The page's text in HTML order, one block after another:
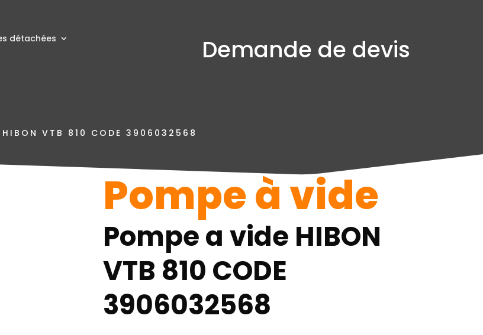
détachées Demande de devis
VTB 810 CODE 3906032568
Pompe à vide
Pompe a vide HIBON
VTB 810 CODE
3906032568